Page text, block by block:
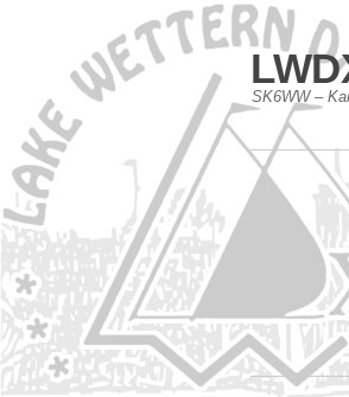
SK6WW –